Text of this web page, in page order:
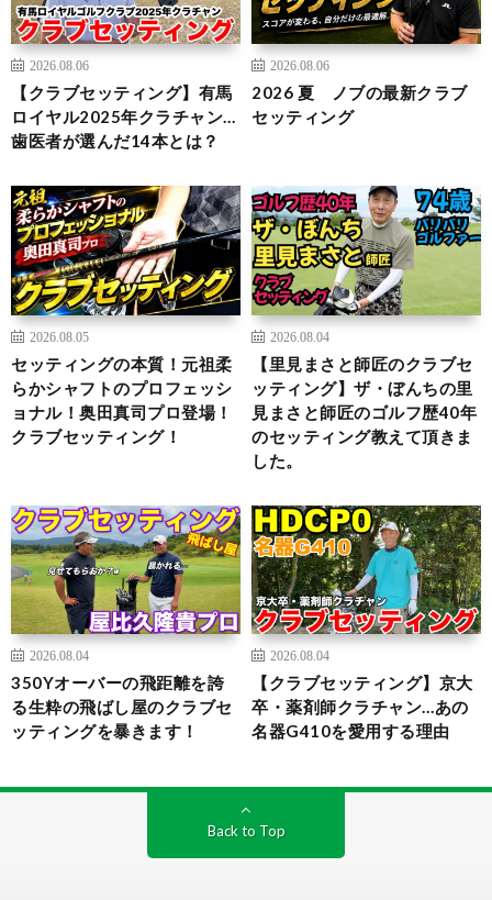
2026.08.06
【クラブセッティング】有馬
ロイヤル2025年クラチャン…
歯医者が選んだ14本とは？
2026.08.06
2026 夏 ノブの最新クラブ
セッティング
2026.08.05
セッティングの本質！元祖柔
らかシャフトのプロフェッシ
ョナル！奥田真司プロ登場！
クラブセッティング！
2026.08.04
【里見まさと師匠のクラブセ
ッティング】ザ・ぼんちの里
見まさと師匠のゴルフ歴40年
のセッティング教えて頂きま
した。
2026.08.04
350Yオーバーの飛距離を誇
る生粋の飛ばし屋のクラブセ
ッティングを暴きます！
2026.08.04
【クラブセッティング】京大
卒・薬剤師クラチャン…あの
名器G410を愛用する理由
Back to Top